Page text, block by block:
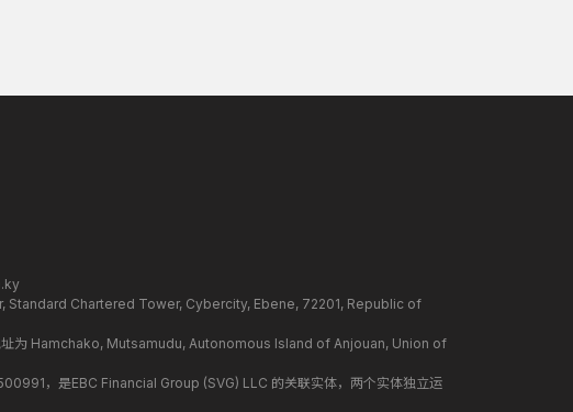
Standard Chartered Tower, Cybercity, Ebene, 72201, Republic of
址为 Hamchako, Mutsamudu, Autonomous Island of Anjouan, Union of
，是EBC Financial Group (SVG) LLC 的关联实体，两个实体独立运